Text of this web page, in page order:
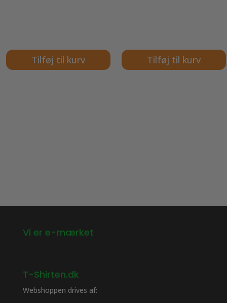
Tilføj til kurv Tilføj til kurv
Vi er e-mærket
T-Shirten.dk
Webshoppen drives af: